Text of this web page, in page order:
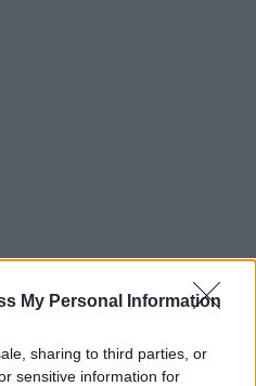
My Personal Information
sharing to third parties, or
sensitive information for